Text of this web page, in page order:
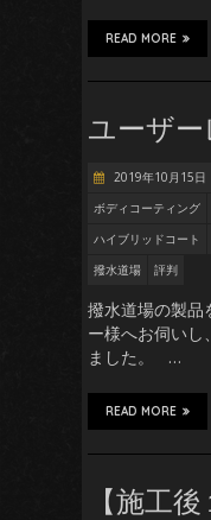
READ MORE
ユーザ
2019年10月15日
ボディコーティング
ハイブリッドコート
撥水道場
評判
撥水道場の製品
ー様へお伺いし
ました。 …
READ MORE
【施工